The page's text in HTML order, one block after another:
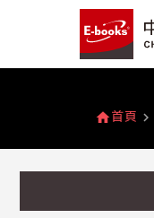
home首頁 navigate_next